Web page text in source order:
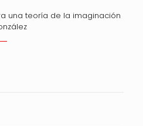
una teoría de la imaginación